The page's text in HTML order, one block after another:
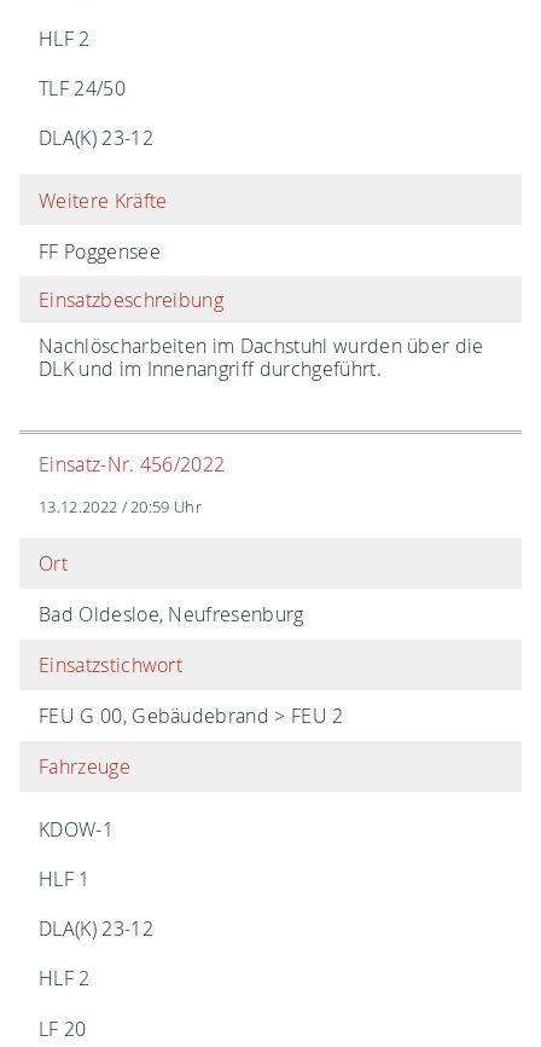
HLF 2
TLF 24/50
DLA(K) 23-12
Weitere Kräfte
FF Poggensee
Einsatzbeschreibung
Nachlöscharbeiten im Dachstuhl wurden über die
DLK und im Innenangriff durchgeführt.
Einsatz-Nr. 456/2022
13.12.2022 / 20:59 Uhr
Ort
Bad Oldesloe, Neufresenburg
Einsatzstichwort
FEU G 00, Gebäudebrand > FEU 2
Fahrzeuge
KDOW-1
HLF 1
DLA(K) 23-12
HLF 2
LF 20